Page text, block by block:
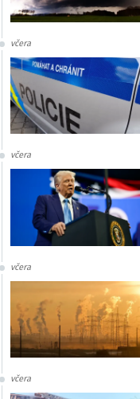
včera
včera
včera
včera